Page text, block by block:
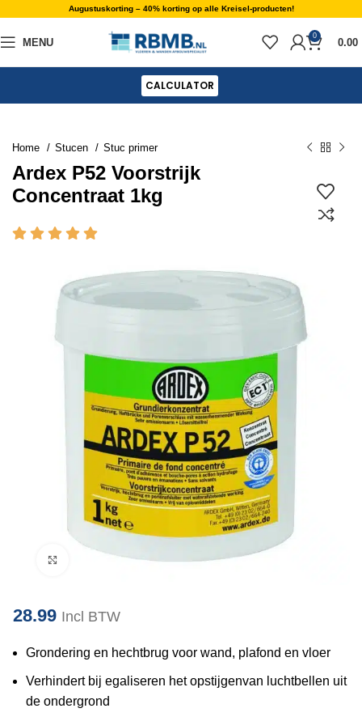
Augustuskorting – 40% korting op alle Kreisel-producten!
MENU
0
0.00
CALCULATOR
Home Stucen Stuc primer
Ardex P52 Voorstrijk
Concentraat 1kg
Klik om te vergroten
28.99 Incl BTW
Grondering en hechtbrug voor wand, plafond en vloer
Verhindert bij egaliseren het opstijgenvan luchtbellen uit
de ondergrond